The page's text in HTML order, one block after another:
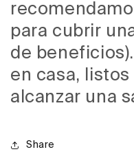
para cubrir
de
en casa,
alcanzar una
Share